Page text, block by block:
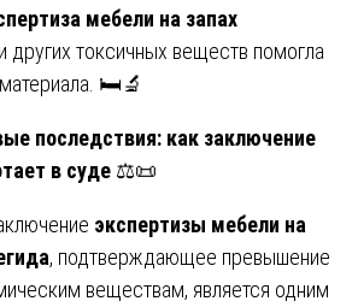
мебели на запах
и других токсичных веществ помогла
🛏️🔬
последствия: как заключение
в суде ⚖️📜
экспертизы мебели на
, подтверждающее превышение
веществам, является одним